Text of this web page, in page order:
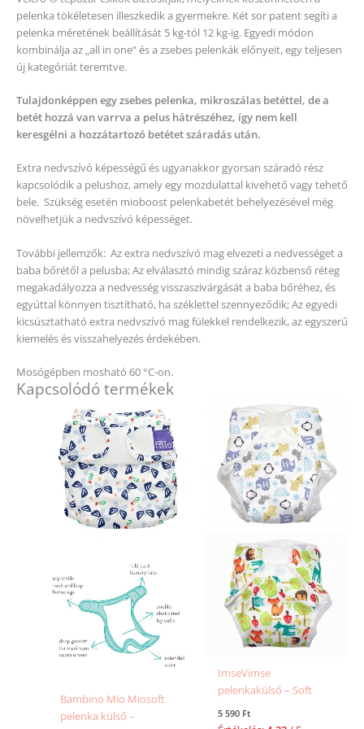
pelenka tökéletesen illeszkedik a gyermekre. Két sor patent segíti a
pelenka méretének beállítását 5 kg-tól 12 kg-ig. Egyedi módon
kombinálja az „all in one“ és a zsebes pelenkák előnyeit, egy teljesen
új kategóriát teremtve.
Tulajdonképpen egy zsebes pelenka, mikroszálas betéttel, de a
betét hozzá van varrva a pelus hátrészéhez, így nem kell
keresgélni a hozzátartozó betétet száradás után.
Extra nedvszívó képességű és ugyanakkor gyorsan száradó rész
kapcsolódik a pelushoz, amely egy mozdulattal kivehető vagy tehető
bele. Szükség esetén mioboost pelenkabetét behelyezésével még
növelhetjük a nedvszívó képességet.
További jellemzők: Az extra nedvszívó mag elvezeti a nedvességet a
baba bőrétől a pelusba; Az elválasztó mindig száraz közbenső réteg
megakadályozza a nedvesség visszaszivárgását a baba bőréhez, és
egyúttal könnyen tisztítható, ha széklettel szennyeződik; Az egyedi
kicsúsztatható extra nedvszívó mag fülekkel rendelkezik, az egyszerű
kiemelés és visszahelyezés érdekében.
Mosógépben mosható 60 °C-on.
Kapcsolódó termékek
Bambino Mio Miosoft
pelenka külső –
a
terméknek
több
variációja
van.
A
változatok
választhatók
ImseVimse
pelenkakülső – Soft
5 590 Ft
Ennek
a
terméknek
több
variációja
van.
A
a
ki